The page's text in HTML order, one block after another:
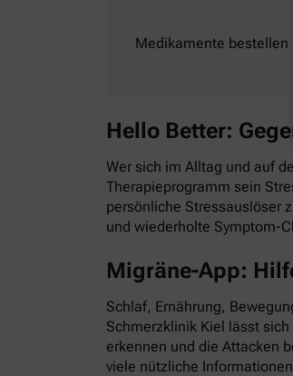
Medikamente bestellen
Hello Better:
Wer sich im Alltag und auf
Therapieprogramm sein
persönliche Stressauslöser
und wiederholte Symptom-
Migräne-App:
Schlaf, Ernährung,
Schmerzklinik Kiel lässt
erkennen und die Attacken
viele nützliche